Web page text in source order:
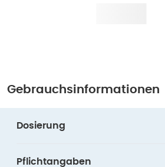
Gebrauchsinformationen
Dosierung
Pflichtangaben